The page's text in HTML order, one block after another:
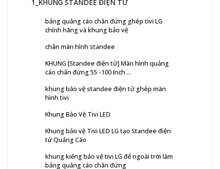
1_KHUNG STANDEE ĐIỆN TỬ
bảng quảng cáo chân đứng ghép tivi LG
chính hãng và khung bảo vệ
chân màn hình standee
KHUNG [Standee điện tử] Màn hình quảng
cáo chân đứng 55 -100 Inch ...
khung bảo vệ standee điện tử ghép màn
hình tivi
Khung Bảo Vệ Tivi LED
Khung bảo vệ Tivi LED LG tạo Standee điện
tử Quảng Cáo
khung kiếng bảo vệ tivi LG để ngoài trời làm
bảng quảng cáo chân đứng